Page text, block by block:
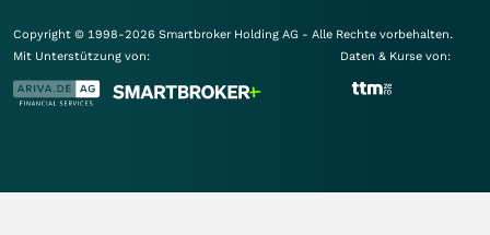
Copyright © 1998-2026 Smartbroker Holding AG - Alle Rechte vorbehalten.
Mit Unterstützung von:
Daten & Kurse von: